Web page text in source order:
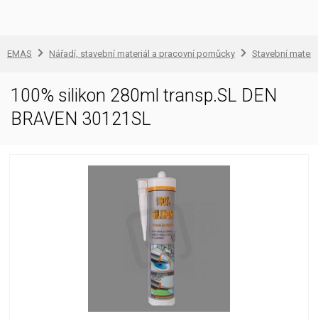
EMAS Nářadí, stavební materiál a pracovní pomůcky Stavební
100% silikon 280ml transp.SL DEN
BRAVEN 30121SL